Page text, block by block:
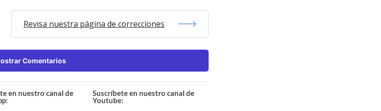
Revisa nuestra página de correcciones
Comentarios
en nuestro canal de
Suscríbete en nuestro canal de
Youtube: